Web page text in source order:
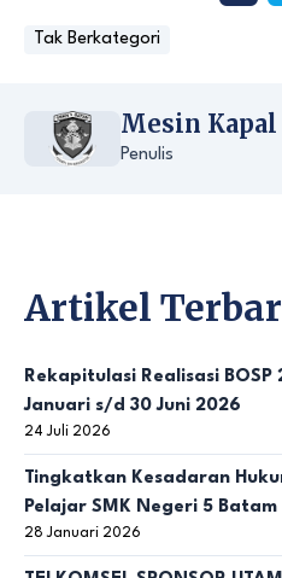
Tak Berkategori
Mesin Kapal
Penulis
Artikel
Rekapitulasi Realisasi BOSP
Januari s/d 30 Juni 2026
24 Juli 2026
Tingkatkan Kesadaran
Pelajar SMK Negeri 5 Batam
28 Januari 2026